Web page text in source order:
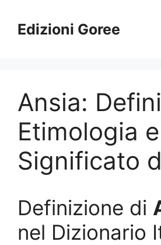
contenuto
Edizioni Goree
Ansia:
Etimologia e
Significato
Definizione di
nel Dizionario